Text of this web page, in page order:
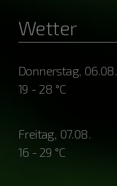
Wetter
Donnerstag, 06.08.
19 - 28 °C
Freitag, 07.08.
16 - 29 °C